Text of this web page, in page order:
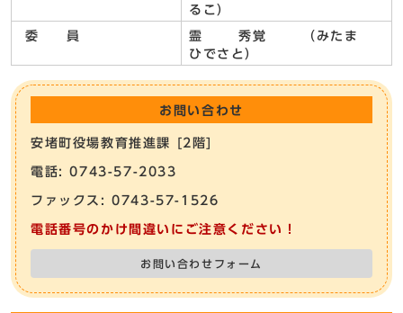
るこ）
委 員
霊 秀覚 （みたま
ひでさと）
お問い合わせ
安堵町役場教育推進課 [2階]
電話: 0743-57-2033
ファックス: 0743-57-1526
電話番号のかけ間違いにご注意ください！
お問い合わせフォーム